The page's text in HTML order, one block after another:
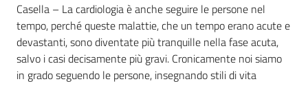
Casella – La cardiologia è anche seguire le persone nel
tempo, perché queste malattie, che un tempo erano acute e
devastanti, sono diventate più tranquille nella fase acuta,
salvo i casi decisamente più gravi. Cronicamente noi siamo
in grado seguendo le persone, insegnando stili di vita